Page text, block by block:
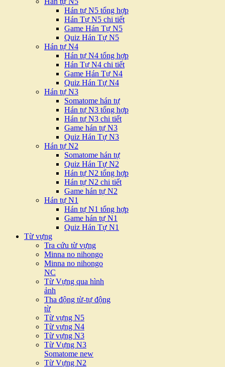
Hán tự N5 tổng hợp
Hán Tự N5 chi tiết
Game Hán Tự N5
Quiz Hán Tự N5
Hán tự N4
Hán tự N4 tổng hợp
Hán Tự N4 chi tiết
Game Hán Tự N4
Quiz Hán Tự N4
Hán tự N3
Somatome hán tự
Hán tự N3 tổng hợp
Hán tự N3 chi tiết
Game hán tự N3
Quiz Hán Tự N3
Hán tự N2
Somatome hán tự
Quiz Hán Tự N2
Hán tự N2 tổng hợp
Hán tự N2 chi tiết
Game hán tự N2
Hán tự N1
Hán tự N1 tổng hợp
Game hán tự N1
Quiz Hán Tự N1
Từ vựng
Tra cứu từ vựng
Minna no nihongo
Minna no nihongo
NC
Từ Vựng qua hình
ảnh
Tha động từ-tự động
từ
Từ vựng N5
Từ vựng N4
Từ vựng N3
Từ Vựng N3
Somatome new
Từ Vựng N2